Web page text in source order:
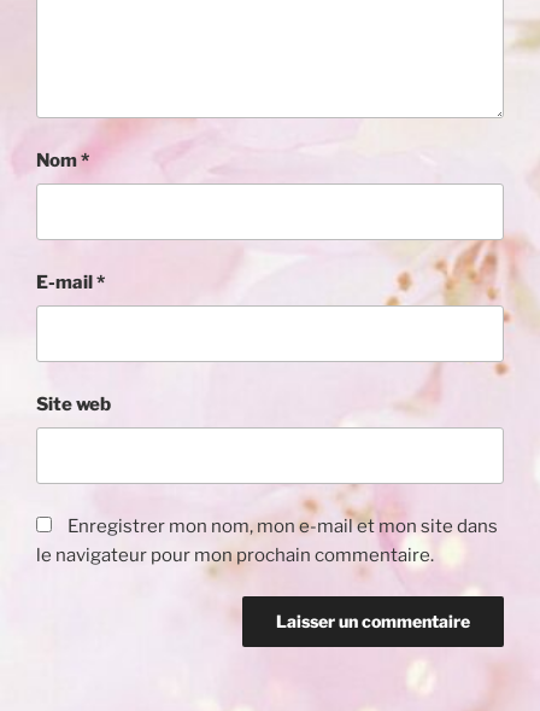
Nom*
E-mail*
Site web
Enregistrer mon nom, mon e-mail et mon site dans
le navigateur pour mon prochain commentaire.